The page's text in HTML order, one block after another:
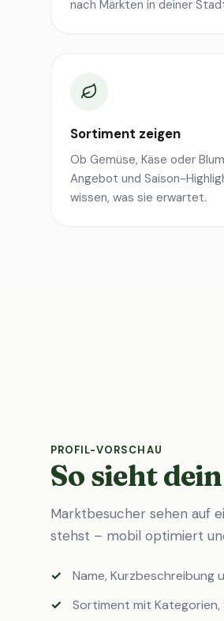
nach Märkten in deiner
Sortiment zeigen
Ob Gemüse, Käse oder
Angebot und Saison-
wissen, was sie erwartet.
PROFIL-VORSCHAU
So sieht
Marktbesucher sehen auf
stehst – mobil optimiert
Name, Kurzbeschreibung
Sortiment mit Kategorien,